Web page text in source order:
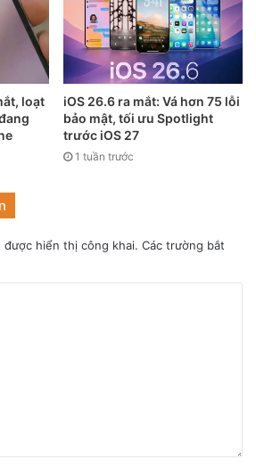
loạt
iOS 26.6 ra mắt: Vá hơn 75 lỗi
bảo mật, tối ưu Spotlight
trước iOS 27
1 tuần trước
được hiển thị công khai. Các trường bắt